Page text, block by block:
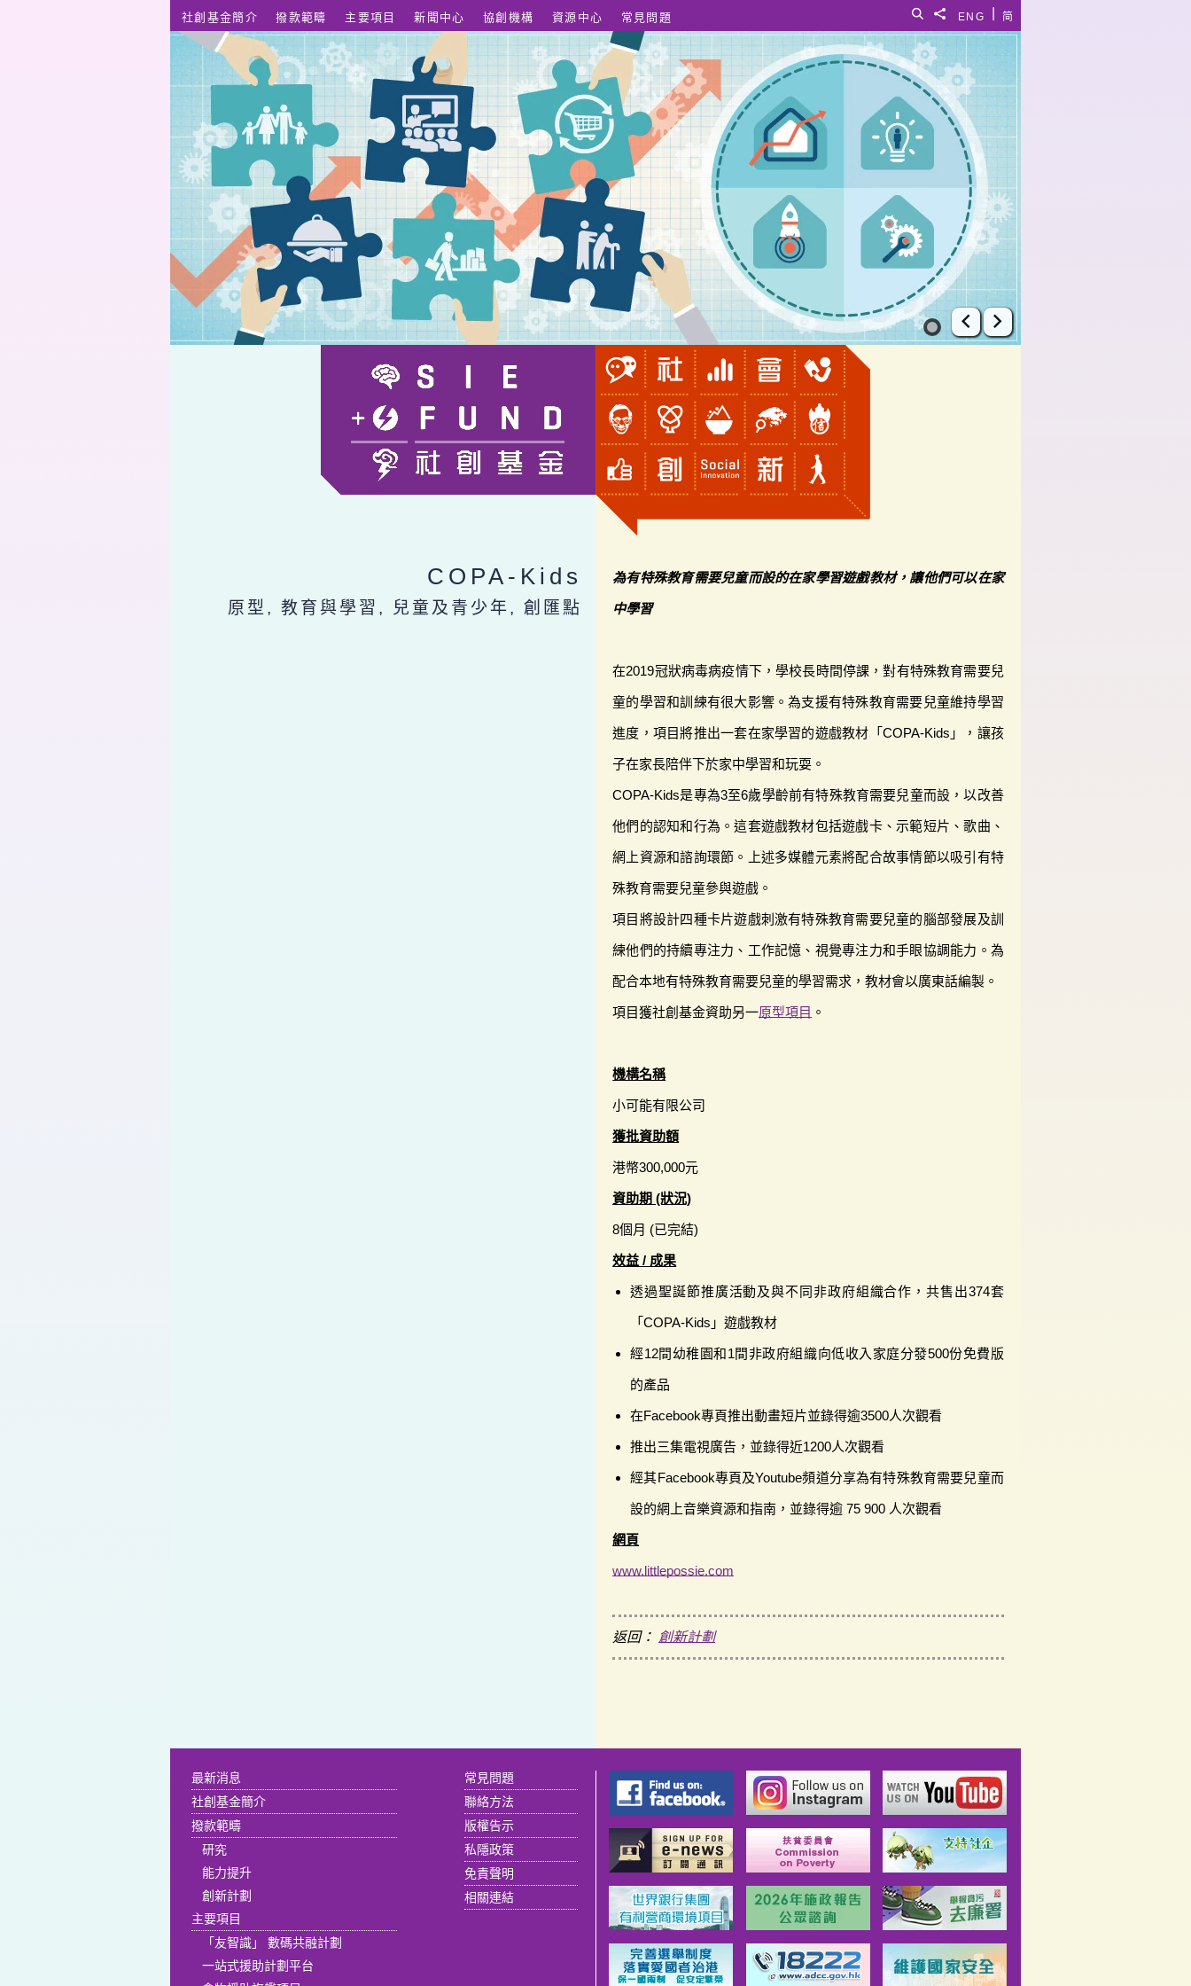
简
ENG
分享給
搜尋
社創基金簡介 撥款範疇 主要項目 新聞中心 協創機構 資源中心 常見問題
上一張幻燈片
下一張幻燈片
COPA-Kids
原型, 教育與學習, 兒童及青少年, 創匯點
為有特殊教育需要兒童而設的在家學習遊戲教材，讓他們可以在家
中學習
在2019冠狀病毒病疫情下，學校長時間停課，對有特殊教育需要兒
童的學習和訓練有很大影響。為支援有特殊教育需要兒童維持學習
進度，項目將推出一套在家學習的遊戲教材「COPA-Kids」，讓孩
子在家長陪伴下於家中學習和玩耍。
COPA-Kids是專為3至6歲學齡前有特殊教育需要兒童而設，以改善
他們的認知和行為。這套遊戲教材包括遊戲卡、示範短片、歌曲、
網上資源和諮詢環節。上述多媒體元素將配合故事情節以吸引有特
殊教育需要兒童參與遊戲。
項目將設計四種卡片遊戲刺激有特殊教育需要兒童的腦部發展及訓
練他們的持續專注力、工作記憶、視覺專注力和手眼協調能力。為
配合本地有特殊教育需要兒童的學習需求，教材會以廣東話編製。
項目獲社創基金資助另一原型項目 。
機構名稱
小可能有限公司
獲批資助額
港幣300,000元
資助期 (狀況)
8個月 (已完結)
效益 / 成果
透過聖誕節推廣活動及與不同非政府組織合作，共售出374套
「COPA-Kids」遊戲教材
經12間幼稚園和1間非政府組織向低收入家庭分發500份免費版
的產品
在Facebook專頁推出動畫短片並錄得逾3500人次觀看
推出三集電視廣告，並錄得近1200人次觀看
經其Facebook專頁及Youtube頻道分享為有特殊教育需要兒童而
設的網上音樂資源和指南，並錄得逾 75 900 人次觀看
網頁
www.littlepossie.com
返回： 創新計劃
最新消息
社創基金簡介
撥款範疇
研究
能力提升
創新計劃
主要項目
「友智識」 數碼共融計劃
一站式援助計劃平台
常見問題
聯絡方法
版權告示
私隱政策
免責聲明
相關連結